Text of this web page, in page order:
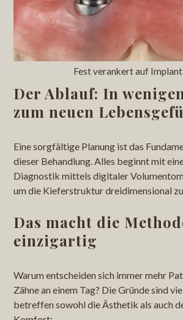
Fest verankert auf
Der Ablauf: In
zum neuen
Eine sorgfältige Planung ist das
dieser Behandlung. Alles beginnt mit
Diagnostik mittels digitaler
um die Kieferstruktur dreidimensional
Das macht die
einzigartig
Warum entscheiden sich immer mehr
Zähne an einem Tag? Die Gründe sind
betreffen sowohl die Ästhetik als auch